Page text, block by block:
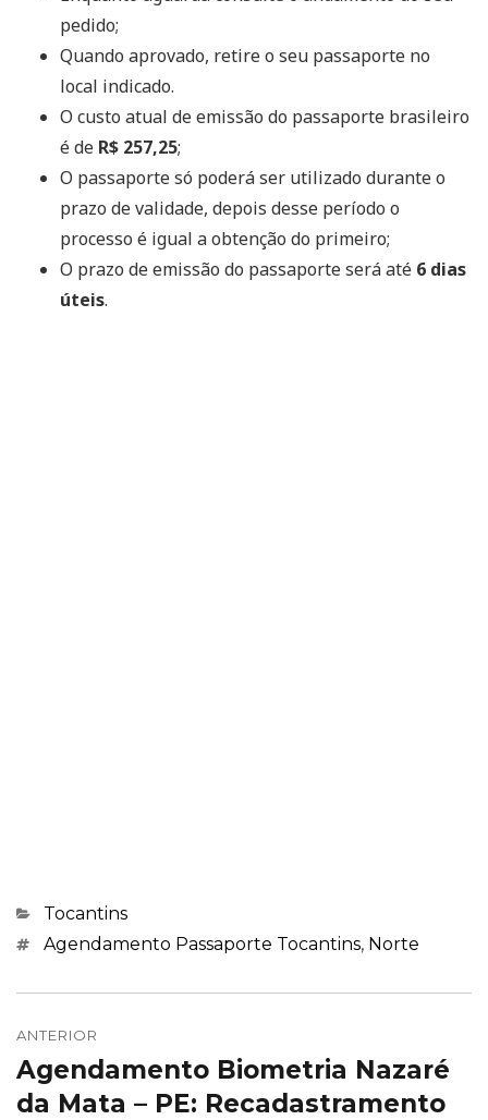
pedido;
Quando aprovado, retire o seu passaporte no
local indicado.
O custo atual de emissão do passaporte brasileiro
é de R$ 257,25;
O passaporte só poderá ser utilizado durante o
prazo de validade, depois desse período o
processo é igual a obtenção do primeiro;
O prazo de emissão do passaporte será até 6 dias
úteis.
Categorias
Tocantins
Marcações
Agendamento Passaporte Tocantins, Norte
de
Post
ANTERIOR
Post
anterior:
Agendamento Biometria Nazaré
da Mata – PE: Recadastramento